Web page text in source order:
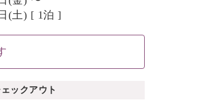
(土) [ 1泊 ]
ックアウト